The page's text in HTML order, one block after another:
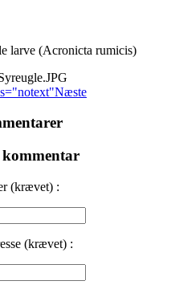
larve (Acronicta rumicis)
Næste
(krævet) :
(krævet) :